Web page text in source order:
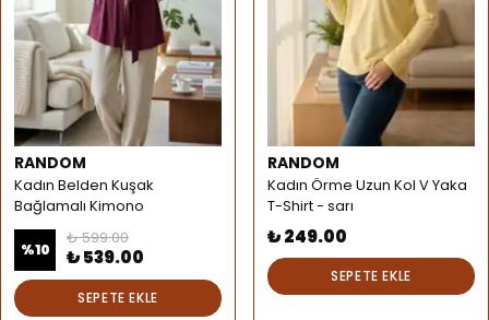
RANDOM
Kadın Belden Kuşak
Bağlamalı Kimono
%10
₺ 599.00
₺ 539.00
SEPETE EKLE
RANDOM
Kadın Örme Uzun Kol V Yaka
T-Shirt - sarı
₺ 249.00
SEPETE EKLE